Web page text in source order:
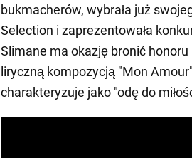
bukmacherów, wybrała już
Selection i zaprezentowała
Slimane ma okazję bronić
liryczną kompozycją "Mon
charakteryzuje jako "odę do